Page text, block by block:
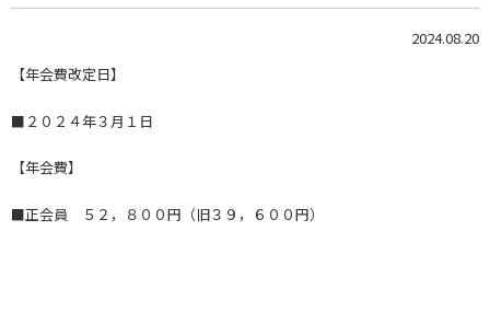
2024.08.20
【年会費改定日】
■２０２４年３月１日
【年会費】
■正会員 ５２，８００円（旧３９，６００円）